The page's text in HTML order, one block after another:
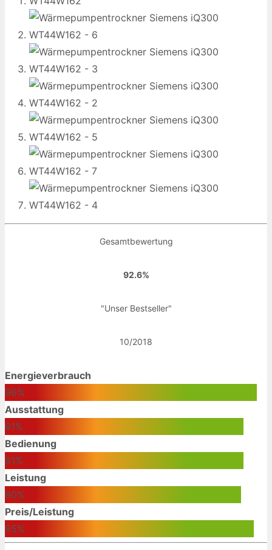
Gesamtbewertung
92.6%
"Unser Bestseller"
10/2018
Energieverbrauch
96%
Ausstattung
91%
Bedienung
91%
Leistung
90%
Preis/Leistung
95%